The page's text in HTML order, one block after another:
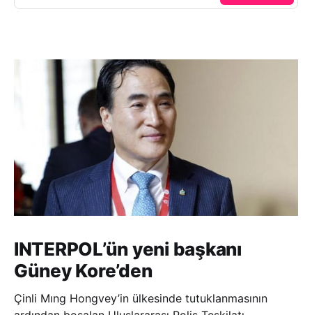
INTERPOL’ün yeni başkanı
Güney Kore’den
Çinli Mıng Hongvey’in ülkesinde tutuklanmasının